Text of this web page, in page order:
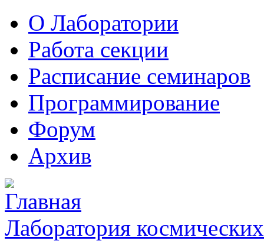
О Лаборатории
Работа секции
Расписание семинаров
Программирование
Форум
Архив
Лаборатория